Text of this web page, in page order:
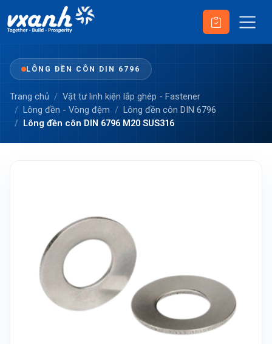
LÔNG ĐỀN CÔN DIN 6796
Trang chủ
Vật tư linh kiện lắp ghép - Fastener
Lông đền - Vòng đệm
Lông đền côn DIN 6796
Lông đền côn DIN 6796 M20 SUS316